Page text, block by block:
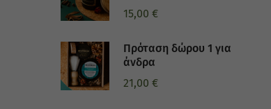
15,00 €
Πρόταση δώρου 1 για
άνδρα
21,00 €